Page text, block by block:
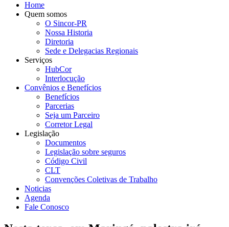
Home
Quem somos
O Sincor-PR
Nossa Historia
Diretoria
Sede e Delegacias Regionais
Serviços
HubCor
Interlocução
Convênios e Benefícios
Benefícios
Parcerias
Seja um Parceiro
Corretor Legal
Legislação
Documentos
Legislação sobre seguros
Código Civil
CLT
Convenções Coletivas de Trabalho
Noticias
Agenda
Fale Conosco